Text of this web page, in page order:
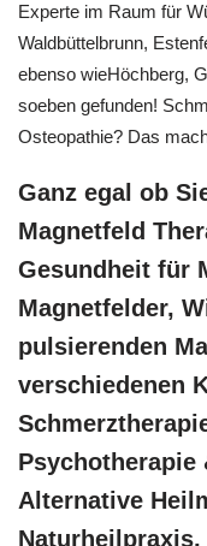
Experte im Raum für
Waldbüttelbrunn,
ebenso wieHöchberg,
soeben gefunden!
Osteopathie? Das
Ganz egal ob
Magnetfeld
Gesundheit für
Magnetfelder,
pulsierenden
verschiedenen
‎Psychotherapie
Alternative